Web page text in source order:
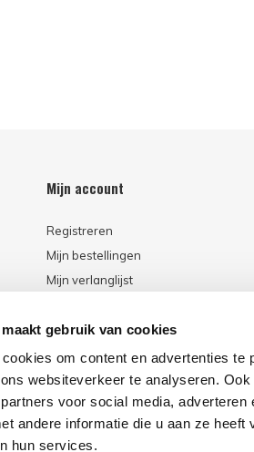
gebruik van cookies
om content en advertenties
websiteverkeer te analyseren.
voor social media,
andere informatie die u aan ze
hun services.
Mijn account
Registreren
Mijn bestellingen
Mijn verlanglijst